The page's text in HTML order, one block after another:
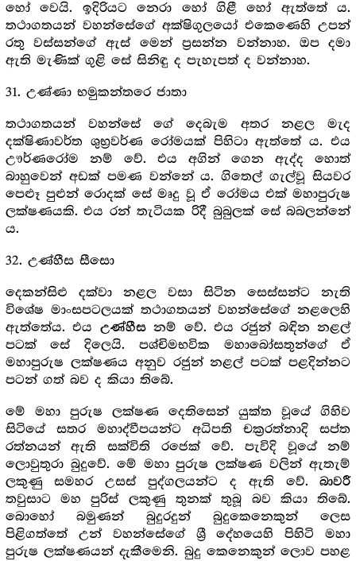
හෝ වෙයි. ඉදිරියට නෙරා හෝ ගිළී හෝ ඇත්තේ ය.
තථාගතයන් වහන්සේගේ අක්ෂිගුලයෝ එකෙණෙහි උපන්
රතු වස්සන්ගේ ඇස් මෙන් ප්‍රසන්න වන්නාහ. ඔප දමා
ඇති මැණික් ගුළි සේ සිනිඳු ද පැහැපත් ද වන්නාහ.
31. උණ්ණා භමුකන්තරෙ ජාතා
තථාගතයන් වහන්සේ ගේ දෙබැම අතර නළල මැද
දක්ෂිණාවර්ත ශුභ්‍රවර්ණ රෝමයක් පිහිටා ඇත්තේ ය. එය
ඌර්ණරෝම නම් වේ. එය අගින් ගෙන ඇද්ද හොත්
බාහුවෙන් අඩක් පමණ වන්නේ ය. ගිතෙල් ගැල්වූ සියවර
පෙළූ පුළුන් රොදක් සේ මෘදු වූ ඒ රෝමය එක් මහාපුරුෂ
ලක්ෂණයකි. එය රන් තැටියක රිදී බුබුලක් සේ බබලන්නේ
ය.
32. උණ්හීස සීසො
දෙකන්සිළු දක්වා නළල වසා සිටින සෙස්සන්ට නැති
විශේෂ මාංසපටලයක් තථාගතයන් වහන්සේගේ නළලෙහි
ඇත්තේය. එය උණ්හීසනම් වේ. එය රජුන් බඳින නළල්
පටක් සේ දිලෙයි. පශ්චිමභවික මහාබෝසතුන්ගේ ඒ
මහාපුරුෂ ලක්ෂණය අනුව රජුන් නළල් පටක් පළදින්නට
පටන් ගත් බව ද කියා තිබේ.
මේ මහා පුරුෂ ලක්ෂණ දෙතිසෙන් යුක්ත වූයේ ගිහිව
සිටියේ සතර මහාද්වීපයන්ට අධිපති චක්‍රරත්නාදි සප්ත
රත්නයන් ඇති සක්විති රජෙක් වේ. පැවිදි වූයේ නම්
ලොවුතුරා බුදුවේ. මේ මහා පුරුෂ ලක්ෂණ වලින් ඇතැම්
ලකුණු සමහර උසස් පුද්ගලයන්ට ද ඇති වේ.බාවරී
තවුසාට මහ පුරිස් ලකුණු තුනක් තුබූ බව කියා තිබේ.
බොහෝ බමුණන් බුදුරදුන් බුදුකෙනෙකුන් ලෙස
පිළිගත්තේ උන් වහන්සේගේ ශ්‍රී දේහයෙහි පිහිටි මහා
පුරුෂ ලක්ෂණයන් දැකීමෙනි. බුදු කෙනෙකුන් ලොව පහළ